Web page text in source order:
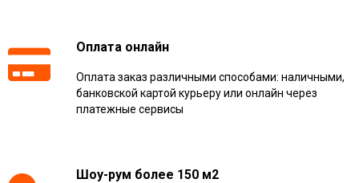
Оплата онлайн
Оплата заказ различными способами: наличными,
банковской картой курьеру или онлайн через
платежные сервисы
Шоу-рум более 150 м2